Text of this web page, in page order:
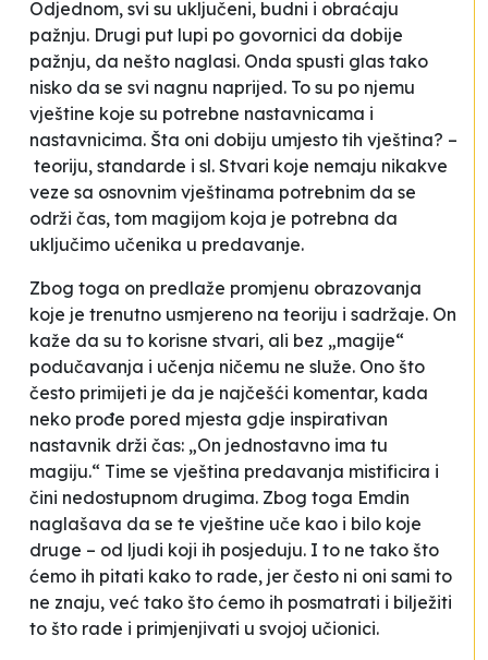
Odjednom, svi su uključeni, budni i obraćaju
pažnju. Drugi put lupi po govornici da dobije
pažnju, da nešto naglasi. Onda spusti glas tako
nisko da se svi nagnu naprijed. To su po njemu
vještine koje su potrebne nastavnicama i
nastavnicima. Šta oni dobiju umjesto tih vještina? –
teoriju, standarde i sl. Stvari koje nemaju nikakve
veze sa osnovnim vještinama potrebnim da se
održi čas, tom magijom koja je potrebna da
uključimo učenika u predavanje.
Zbog toga on predlaže promjenu obrazovanja
koje je trenutno usmjereno na teoriju i sadržaje. On
kaže da su to korisne stvari, ali bez „magije“
podučavanja i učenja ničemu ne služe. Ono što
često primijeti je da je najčešći komentar, kada
neko prođe pored mjesta gdje inspirativan
nastavnik drži čas: „On jednostavno ima tu
magiju.“ Time se vještina predavanja mistificira i
čini nedostupnom drugima. Zbog toga Emdin
naglašava da se te vještine uče kao i bilo koje
druge – od ljudi koji ih posjeduju. I to ne tako što
ćemo ih pitati kako to rade, jer često ni oni sami to
ne znaju, već tako što ćemo ih posmatrati i bilježiti
to što rade i primjenjivati u svojoj učionici.